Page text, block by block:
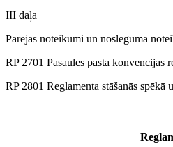
III daļa
Pārejas noteikumi un noslēguma
RP 2701 Pasaules pasta konvencijas
RP 2801 Reglamenta stāšanās spēkā